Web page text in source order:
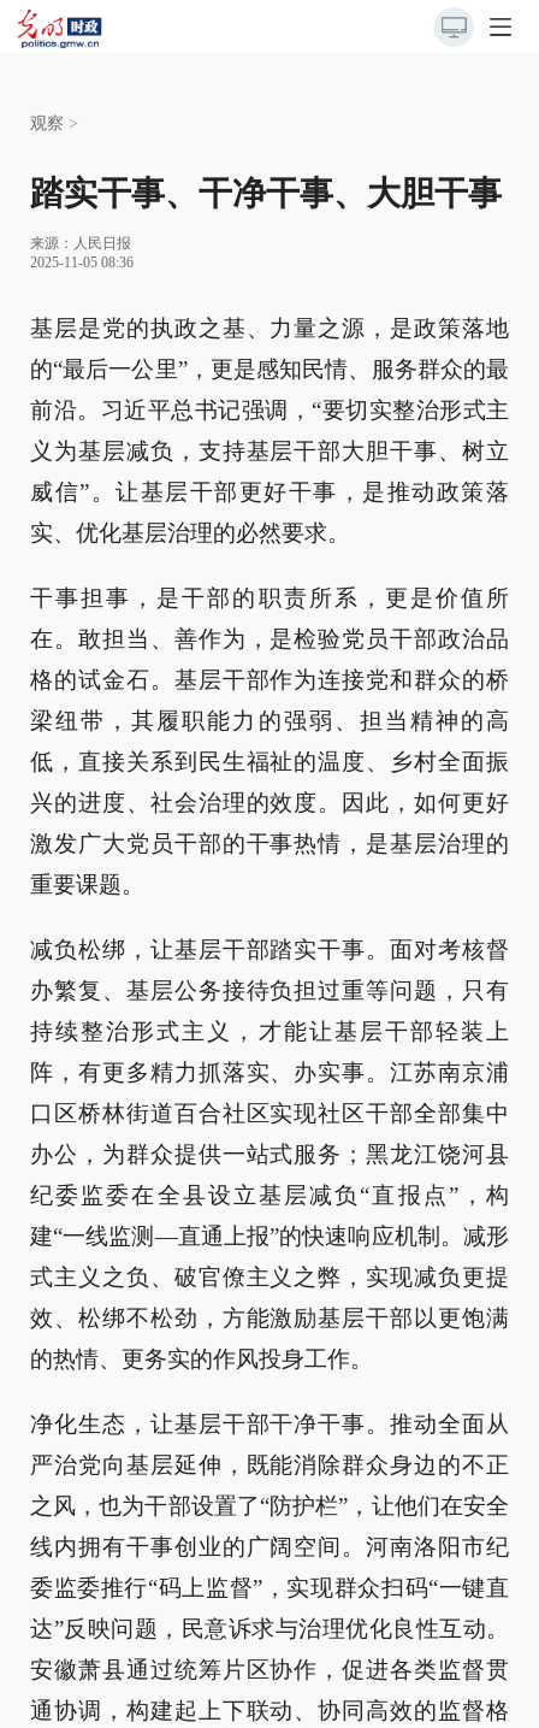
观察 >
踏实干事、干净干事、大胆干事
来源： 人民日报
2025-11-05 08:36
基层是党的执政之基、力量之源，是政策落地
的“最后一公里”，更是感知民情、服务群众的最
前沿。习近平总书记强调，“要切实整治形式主
义为基层减负，支持基层干部大胆干事、树立
威信”。让基层干部更好干事，是推动政策落
实、优化基层治理的必然要求。
干事担事，是干部的职责所系，更是价值所
在。敢担当、善作为，是检验党员干部政治品
格的试金石。基层干部作为连接党和群众的桥
梁纽带，其履职能力的强弱、担当精神的高
低，直接关系到民生福祉的温度、乡村全面振
兴的进度、社会治理的效度。因此，如何更好
激发广大党员干部的干事热情，是基层治理的
重要课题。
减负松绑，让基层干部踏实干事。面对考核督
办繁复、基层公务接待负担过重等问题，只有
持续整治形式主义，才能让基层干部轻装上
阵，有更多精力抓落实、办实事。江苏南京浦
口区桥林街道百合社区实现社区干部全部集中
办公，为群众提供一站式服务；黑龙江饶河县
纪委监委在全县设立基层减负“直报点”，构
建“一线监测—直通上报”的快速响应机制。减形
式主义之负、破官僚主义之弊，实现减负更提
效、松绑不松劲，方能激励基层干部以更饱满
的热情、更务实的作风投身工作。
净化生态，让基层干部干净干事。推动全面从
严治党向基层延伸，既能消除群众身边的不正
之风，也为干部设置了“防护栏”，让他们在安全
线内拥有干事创业的广阔空间。河南洛阳市纪
委监委推行“码上监督”，实现群众扫码“一键直
达”反映问题，民意诉求与治理优化良性互动。
安徽萧县通过统筹片区协作，促进各类监督贯
通协调，构建起上下联动、协同高效的监督格